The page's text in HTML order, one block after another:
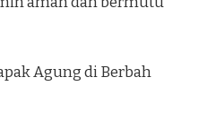
Agung di Berbah